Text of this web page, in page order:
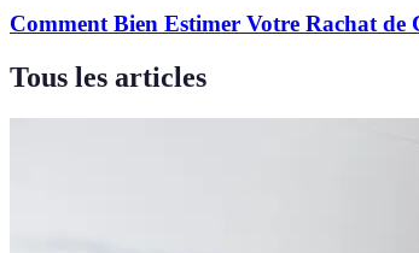
Comment Bien Estimer Votre Rachat
Tous les articles